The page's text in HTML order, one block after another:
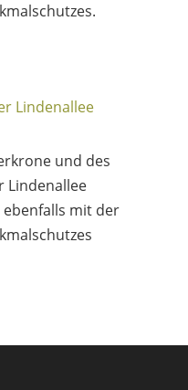
und des
Lindenallee
mit der